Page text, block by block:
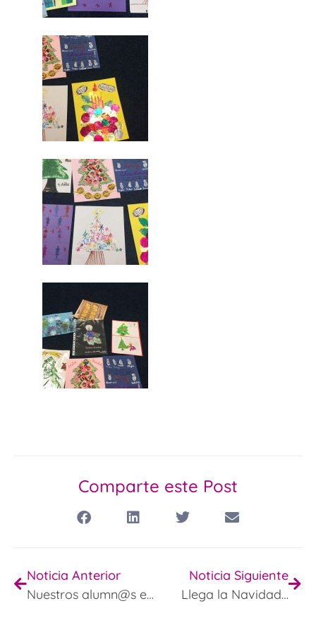
Comparte este Post
Noticia Anterior
Nuestros alumn@s en el CARPET
Noticia Siguiente
Llega la Navidad…